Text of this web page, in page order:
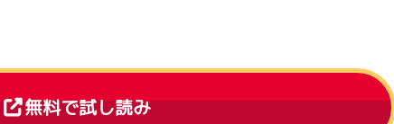
無料で試し読み